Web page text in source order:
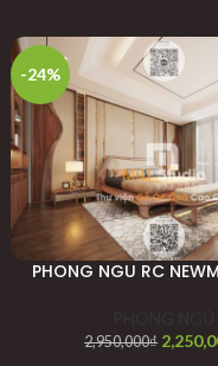
-24%
PHONG NGU RC
2,950,000₫